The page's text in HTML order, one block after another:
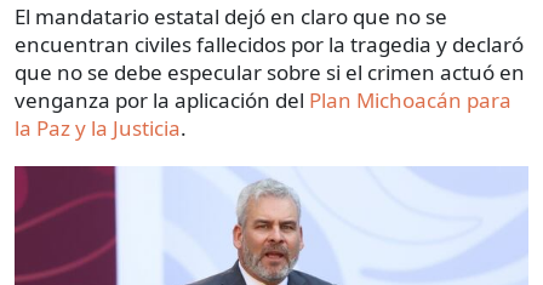
El mandatario estatal dejó en claro que no se
encuentran civiles fallecidos por la tragedia y declaró
que no se debe especular sobre si el crimen actuó en
venganza por la aplicación del Plan Michoacán para
la Paz y la Justicia.